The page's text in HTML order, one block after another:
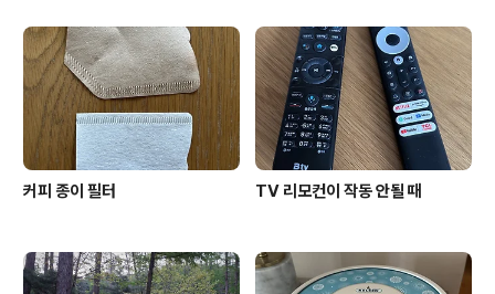
커피 종이 필터 TV 리모컨이 작동 안될 때